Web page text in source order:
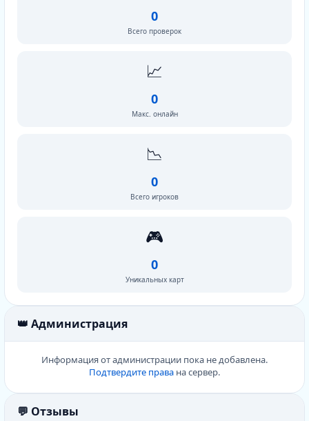
0
Всего проверок
📈
0
Макс. онлайн
📉
0
Всего игроков
🎮
0
Уникальных карт
👑 Администрация
Информация от администрации пока не добавлена.
Подтвердите права на сервер.
💬 Отзывы